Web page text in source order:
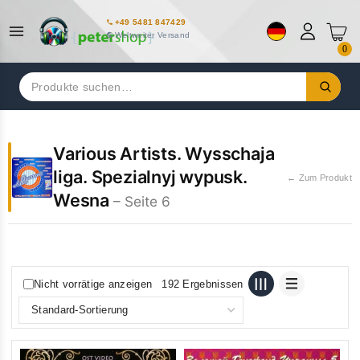
+49 5481 847429
Weltweiter Versand
0
Suchen
nach:
Various Artists. Wysschaja
liga. Spezialnyj wypusk.
Wesna – Seite 6
← Zum Produkt
Nicht vorrätige anzeigen 192 Ergebnissen